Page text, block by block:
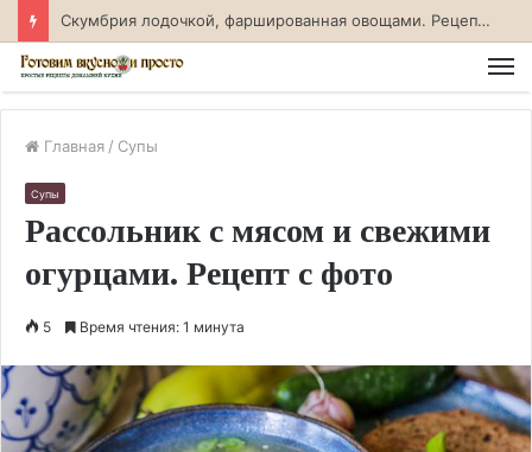
Скумбрия лодочкой, фаршированная овощами. Рецепт с фото
Главная / Супы
Супы
Рассольник с мясом и свежими
огурцами. Рецепт с фото
5 Время чтения: 1 минута